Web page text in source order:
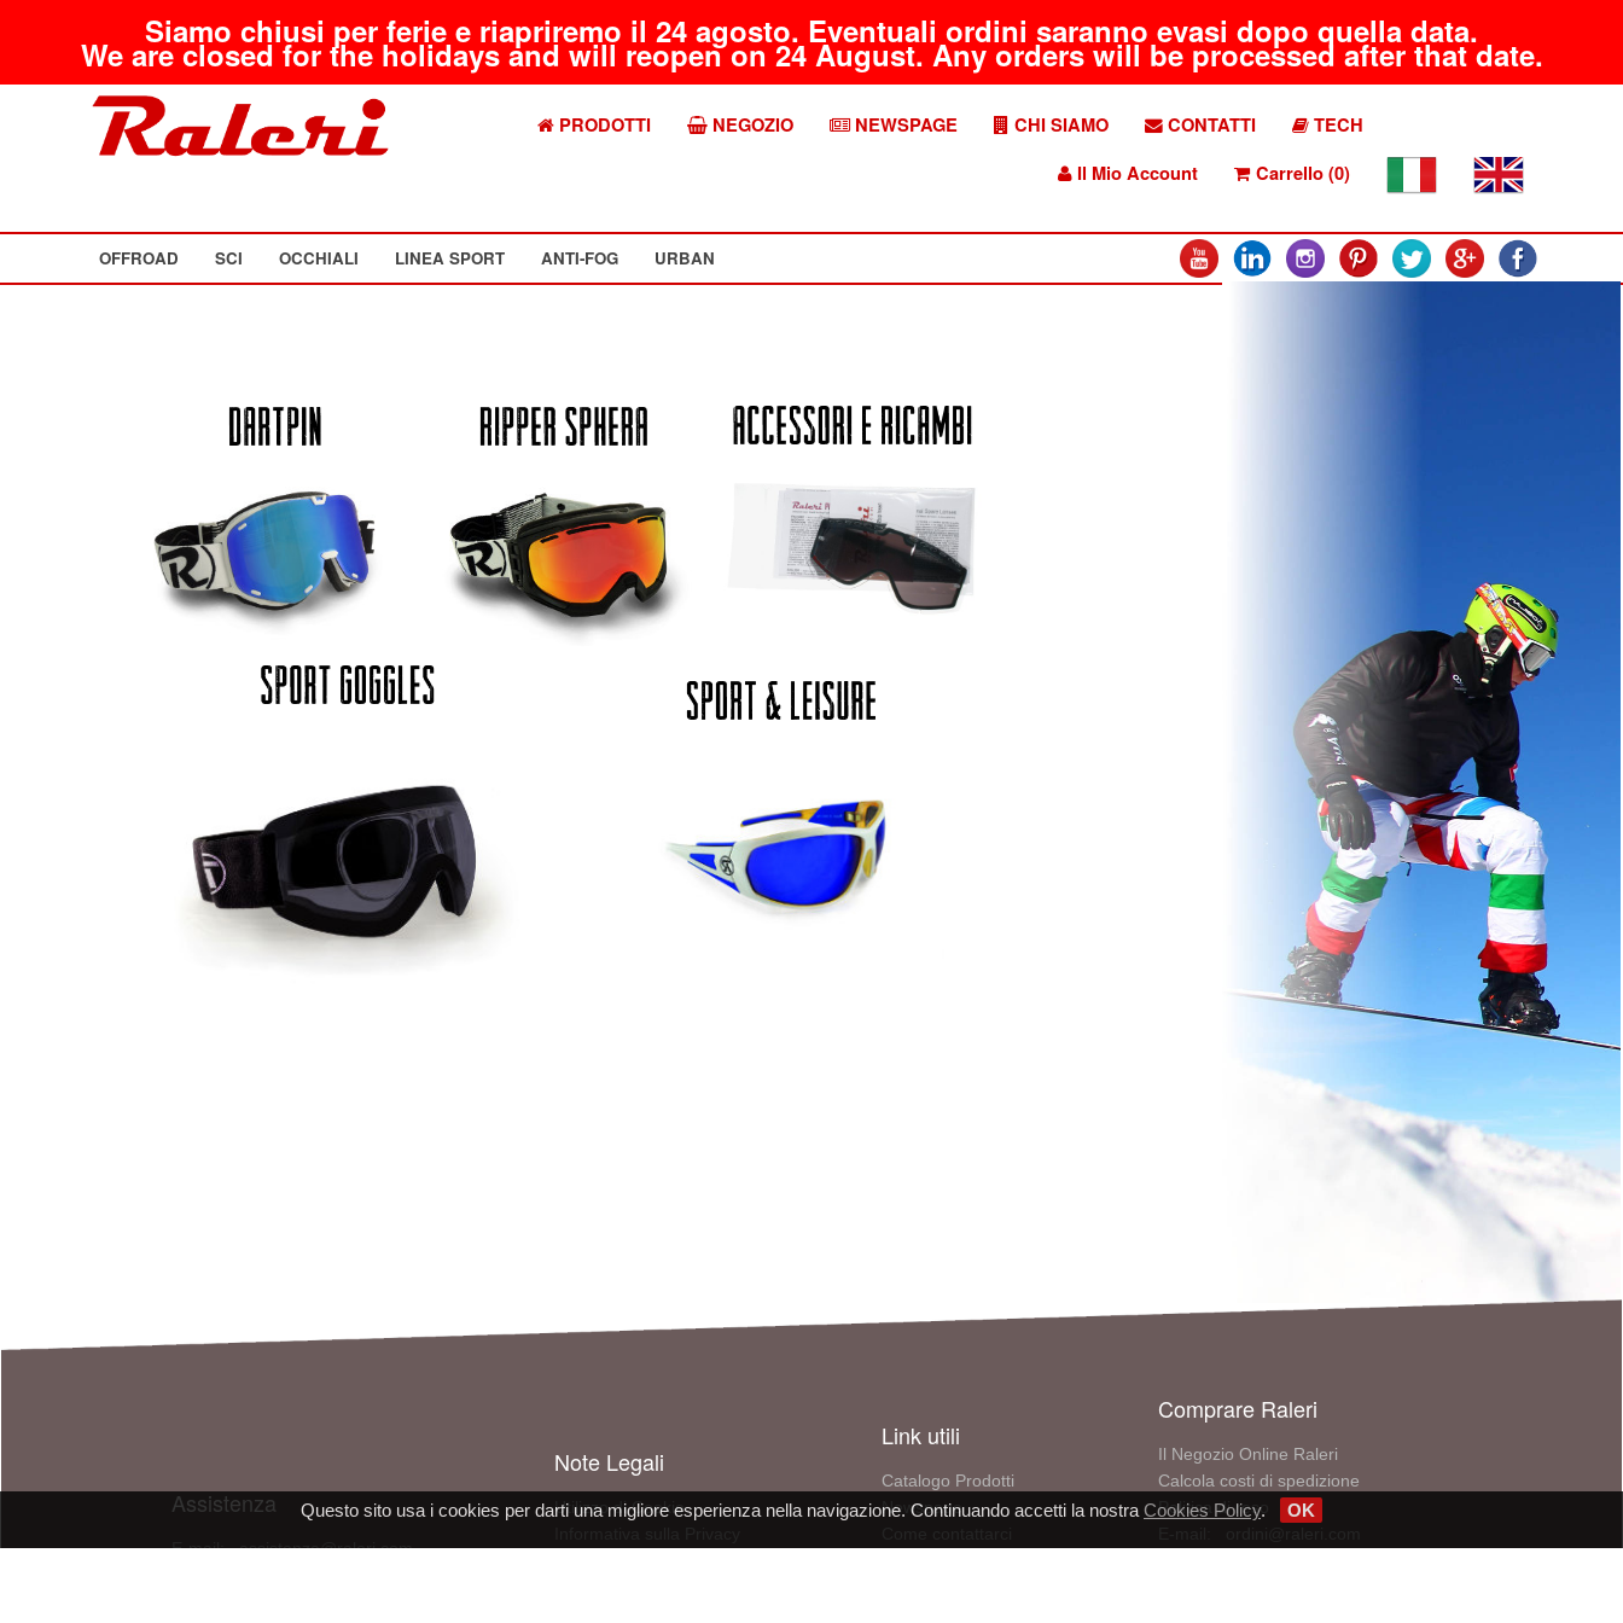
Siamo chiusi per ferie e riapriremo il 24 agosto. Eventuali ordini saranno evasi dopo quella data.
We are closed for the holidays and will reopen on 24 August. Any orders will be processed after that date.
PRODOTTI NEGOZIO NEWSPAGE CHI SIAMO CONTATTI
TECH
Il Mio Account
Carrello (0)
OFFROAD SCI OCCHIALI LINEA SPORT ANTI-FOG URBAN
Questo sito usa i cookies per darti una migliore esperienza nella navigazione. Continuando accetti la nostra Cookies Policy. OK
Assistenza
E-mail: assistenza@raleri.com
Note Legali
Utilizzo di Cookie
Link utili
Catalogo Prodotti
Newspage
Comprare Raleri
Il Negozio Online Raleri
Calcola costi di spedizione
Politica di reso